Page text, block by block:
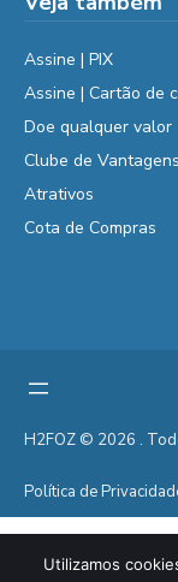
Assine | PIX
Assine | Cartão de
Doe qualquer valor
Clube de Vantagens
Atrativos
Cota de Compras
H2FOZ © 2026 .
Política de
Utilizamos